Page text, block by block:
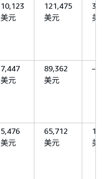
10,123
美元
121,475
美元
美
7,447
美元
89,362
美元
–
5,476
美元
65,712
美元
美